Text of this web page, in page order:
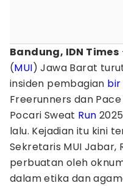
Bandung, IDN Times
(MUI) Jawa Barat
insiden pembagian bir
Freerunners dan
Pocari Sweat Run
lalu. Kejadian itu kini
Sekretaris MUI Jabar,
perbuatan oleh
dalam etika dan